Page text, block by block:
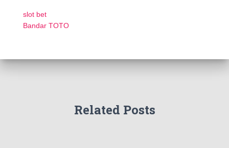
slot bet
Bandar TOTO
Related Posts